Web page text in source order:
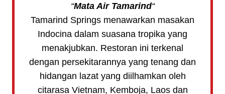
“Mata Air Tamarind“
Tamarind Springs menawarkan masakan
Indocina dalam suasana tropika yang
menakjubkan. Restoran ini terkenal
dengan persekitarannya yang tenang dan
hidangan lazat yang diilhamkan oleh
citarasa Vietnam, Kemboja, Laos dan